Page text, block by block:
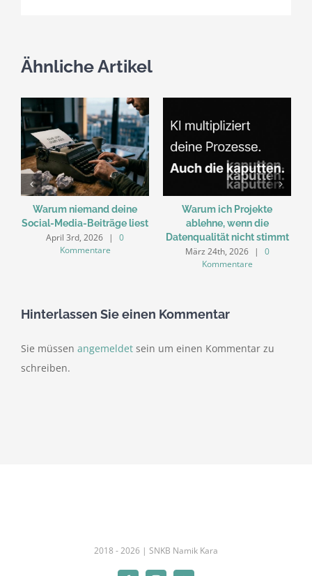
Ähnliche Artikel
Warum niemand deine
Social-Media-Beiträge liest
April 3rd, 2026 |
0
Kommentare
Warum ich Projekte
ablehne, wenn die
Datenqualität nicht stimmt
März 24th, 2026 |
0
Kommentare
Hinterlassen Sie einen Kommentar
Sie müssen angemeldet sein um einen Kommentar zu
schreiben.
2018 -2026 | SNKB Namik Kara